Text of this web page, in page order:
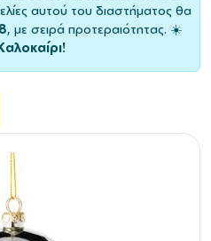
αυτού του διαστήματος θα
, με σειρά προτεραιότητας. ☀️